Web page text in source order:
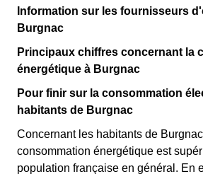
Information sur les fournisseurs
Burgnac
Principaux chiffres concernant la
énergétique à Burgnac
Pour finir sur la consommation
habitants de Burgnac
Concernant les habitants de
consommation énergétique est
population française en général. En